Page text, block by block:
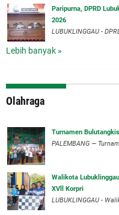
Paripurna, DPRD
2026
LUBUKLINGGAU -
Lebih banyak »
Olahraga
Turnamen
PALEMBANG —
Walikota
XVll Korpri
LUBUKLINGGAU -